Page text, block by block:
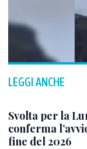
LEGGI ANCHE
Svolta per la
conferma
fine del 2026